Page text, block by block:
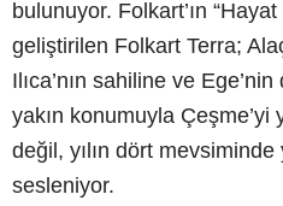
bulunuyor. Folkart’ın
geliştirilen Folkart Terra;
Ilıca’nın sahiline ve
yakın konumuyla Çeşme’yi
değil, yılın dört
sesleniyor.